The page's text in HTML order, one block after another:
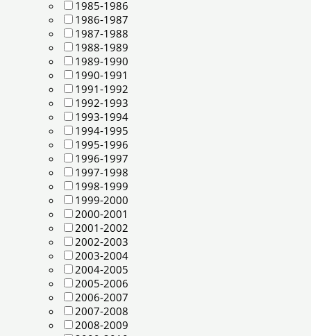
1985-1986
1986-1987
1987-1988
1988-1989
1989-1990
1990-1991
1991-1992
1992-1993
1993-1994
1994-1995
1995-1996
1996-1997
1997-1998
1998-1999
1999-2000
2000-2001
2001-2002
2002-2003
2003-2004
2004-2005
2005-2006
2006-2007
2007-2008
2008-2009